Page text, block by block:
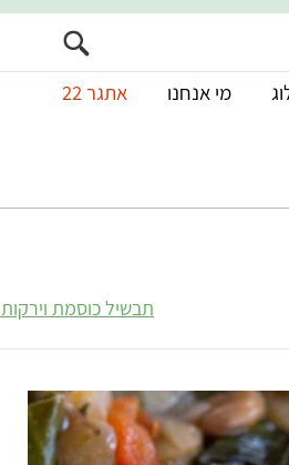
מי אנחנו אתגר 22
תבשיל כוסמת וירקות